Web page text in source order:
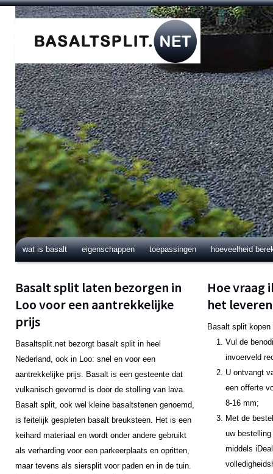
wat is basalt eigenschappen toepassingen hoeveelheid
Basalt split laten bezorgen in
Loo voor een aantrekkelijke
prijs
Basaltsplit.net bezorgt basalt split in heel
Nederland, ook in Loo: snel en voor een
aantrekkelijke prijs. Basalt is een gesteente dat
vulkanisch gevormd is door de stolling van lava.
Basalt split, ook wel kleine basaltstenen genoemd,
is feitelijk gespleten basalt breuksteen. Het is een
keihard materiaal en wordt onder andere gebruikt
als verharding voor een parkeerplaats en opritten,
maar tevens als siersplit voor paden en in de tuin.
Hoe vraag
het
Basalt split
Vul de
invoerveld
U ontvangt
een offerte
8-16 mm;
Met de
uw
middels